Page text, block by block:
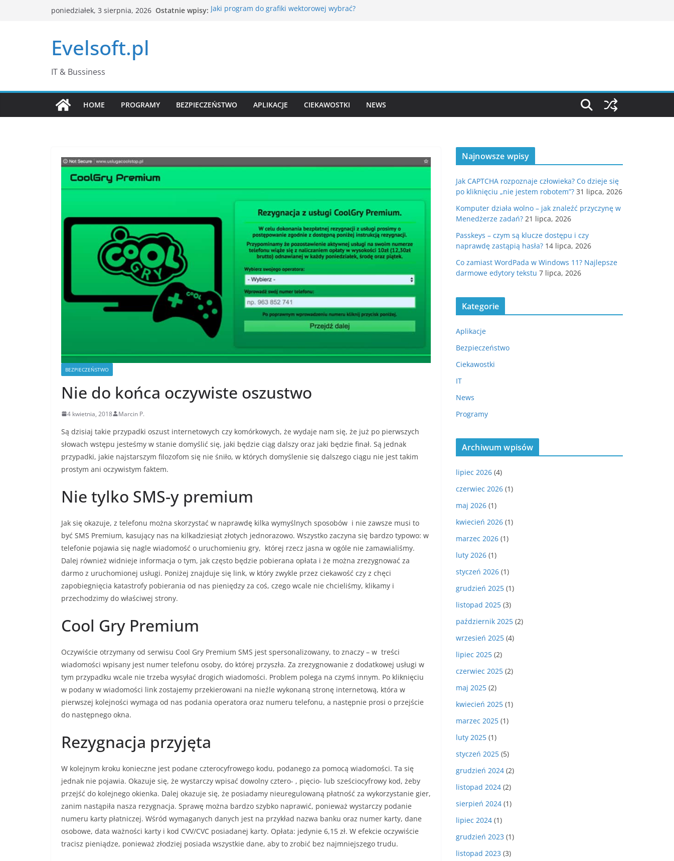
poniedziałek, 3 sierpnia, 2026 Ostatnie wpisy: Jaki program do grafiki wektorowej wybrać?
edytory tekstu
Evelsoft.pl
IT & Bussiness
HOME PROGRAMY BEZPIECZEŃSTWO APLIKACJE CIEKAWOSTKI NEWS
BEZPIECZEŃSTWO
Nie do końca oczywiste oszustwo
4 kwietnia, 2018 Marcin P.
Są dzisiaj takie przypadki oszust internetowych czy komórkowych, że wydaje nam się, że już po pierwszych
słowach wstępu jesteśmy w stanie domyślić się, jaki będzie ciąg dalszy oraz jaki będzie finał. Są jednak
przypadki, jakie najstarszym filozofom się nie śniło, w których domyślenie się dalszego ciągu nie jest takim
prostym ani oczywistym faktem.
Nie tylko SMS-y premium
Jak się okazuje, z telefonu można skorzystać w naprawdę kilka wymyślnych sposobów i nie zawsze musi to
być SMS Premium, kasujący nas na kilkadziesiąt złotych jednorazowo. Wszystko zaczyna się bardzo typowo: w
telefonie pojawia się nagle wiadomość o uruchomieniu gry, której rzecz jasna w ogóle nie zamawialiśmy.
Dalej również widnieje informacja o tym, jak często będzie pobierana opłata i że można zrezygnować za
darmo z uruchomionej usługi. Poniżej znajduje się link, w który zwykle przez ciekawość czy z chęci
zapobiegnięcia katastrofy pobierania od nas pieniędzy za coś, czego wcale nie chcieliśmy, klikamy i
przechodzimy do właściwej strony.
Cool Gry Premium
Oczywiście otrzymany od serwisu Cool Gry Premium SMS jest spersonalizowany, to znaczy – w treści
wiadomości wpisany jest numer telefonu osoby, do której przyszła. Za zrezygnowanie z dodatkowej usługi w
tym przypadku wcale nie trzeba wysyłać drogich wiadomości. Problem polega na czymś innym. Po kliknięciu
w podany w wiadomości link zostajemy przekierowani na nieźle wykonaną stronę internetową, która w
pierwszej kolejności wymaga od nas podania operatora oraz numeru telefonu, a następnie prosi o przejście
do następnego okna.
Rezygnacja przyjęta
W kolejnym kroku konieczne jest podane czterocyfrowego kodu, podanego za pomocą wiadomości. Ta się
jednak nie pojawia. Okazuje się, że wystarczy wpisać dowolny cztero- , pięcio- lub sześciocyfrowy kod, żeby
przejść do kolejnego okienka. Dalej okazuje się, że posiadamy nieuregulowaną płatność za wykorzystanie gier,
zanim nastąpiła nasza rezygnacja. Sprawę można bardzo szybko naprawić, ponieważ wystarczy podanie
numeru karty płatniczej. Wśród wymaganych danych jest na przykład nazwa banku oraz numer karty, dane
osobowe, data ważności karty i kod CVV/CVC posiadanej karty. Opłata: jedynie 6,15 zł. W efekcie oczywiście
tracisz pieniądze, ponieważ złodziej posiada wszystkie dane, aby to zrobić bez najmniejszego trudu.
Najnowsze wpisy
Jak CAPTCHA rozpoznaje człowieka? Co dzieje się
po kliknięciu „nie jestem robotem”? 31 lipca, 2026
Komputer działa wolno – jak znaleźć przyczynę w
Menedżerze zadań? 21 lipca, 2026
Passkeys – czym są klucze dostępu i czy
naprawdę zastąpią hasła? 14 lipca, 2026
Co zamiast WordPada w Windows 11? Najlepsze
darmowe edytory tekstu 7 lipca, 2026
Kategorie
Aplikacje
Bezpieczeństwo
Ciekawostki
IT
News
Programy
Archiwum wpisów
lipiec 2026 (4)
czerwiec 2026 (1)
maj 2026 (1)
kwiecień 2026 (1)
marzec 2026 (1)
luty 2026 (1)
styczeń 2026 (1)
grudzień 2025 (1)
listopad 2025 (3)
październik 2025 (2)
wrzesień 2025 (4)
lipiec 2025 (2)
czerwiec 2025 (2)
maj 2025 (2)
kwiecień 2025 (1)
marzec 2025 (1)
luty 2025 (1)
styczeń 2025 (5)
grudzień 2024 (2)
listopad 2024 (2)
sierpień 2024 (1)
lipiec 2024 (1)
grudzień 2023 (1)
listopad 2023 (3)